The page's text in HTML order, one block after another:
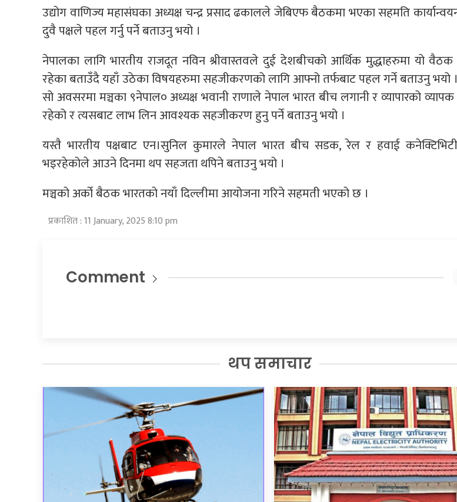
उद्योग वाणिज्य महासंघका अध्यक्ष चन्द्र प्रसाद ढकालले जेबिएफ बैठकमा भएका सहमति
दुवै पक्षले पहल गर्नु पर्ने बताउनु भयो ।
नेपालका लागि भारतीय राजदूत नविन श्रीवास्तवले दुई देशबीचको आर्थिक मुद्धाहरुमा यो वैठक
रहेका बताउँदै यहाँ उठेका विषयहरुमा सहजीकरणको लागि आफ्नो तर्फबाट पहल गर्ने बताउनु भयो ।
सो अवसरमा मञ्चका ९नेपाल० अध्यक्ष भवानी राणाले नेपाल भारत बीच लगानी र व्यापारको
रहेको र त्यसबाट लाभ लिन आवश्यक सहजीकरण हुनु पर्ने बताउनु भयो ।
यस्तै भारतीय पक्षबाट एन।सुनिल कुमारले नेपाल भारत बीच सडक, रेल र हवाई
भइरहेकोले आउने दिनमा थप सहजता थपिने बताउनु भयो ।
मञ्चको अर्को बैठक भारतको नयाँ दिल्लीमा आयोजना गरिने सहमती भएको छ ।
प्रकाशित : 11 January, 2025 8:10 pm
Comment
थप समाचार